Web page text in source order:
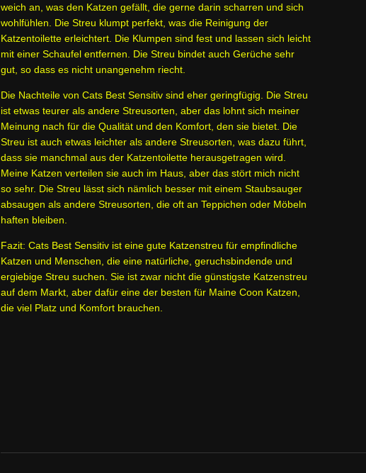
weich an, was den Katzen gefällt, die gerne darin scharren und sich
wohlfühlen. Die Streu klumpt perfekt, was die Reinigung der
Katzentoilette erleichtert. Die Klumpen sind fest und lassen sich leicht
mit einer Schaufel entfernen. Die Streu bindet auch Gerüche sehr
gut, so dass es nicht unangenehm riecht.
Die Nachteile von Cats Best Sensitiv sind eher geringfügig. Die Streu
ist etwas teurer als andere Streusorten, aber das lohnt sich meiner
Meinung nach für die Qualität und den Komfort, den sie bietet. Die
Streu ist auch etwas leichter als andere Streusorten, was dazu führt,
dass sie manchmal aus der Katzentoilette herausgetragen wird.
Meine Katzen verteilen sie auch im Haus, aber das stört mich nicht
so sehr. Die Streu lässt sich nämlich besser mit einem Staubsauger
absaugen als andere Streusorten, die oft an Teppichen oder Möbeln
haften bleiben.
Fazit: Cats Best Sensitiv ist eine gute Katzenstreu für empfindliche
Katzen und Menschen, die eine natürliche, geruchsbindende und
ergiebige Streu suchen. Sie ist zwar nicht die günstigste Katzenstreu
auf dem Markt, aber dafür eine der besten für Maine Coon Katzen,
die viel Platz und Komfort brauchen.